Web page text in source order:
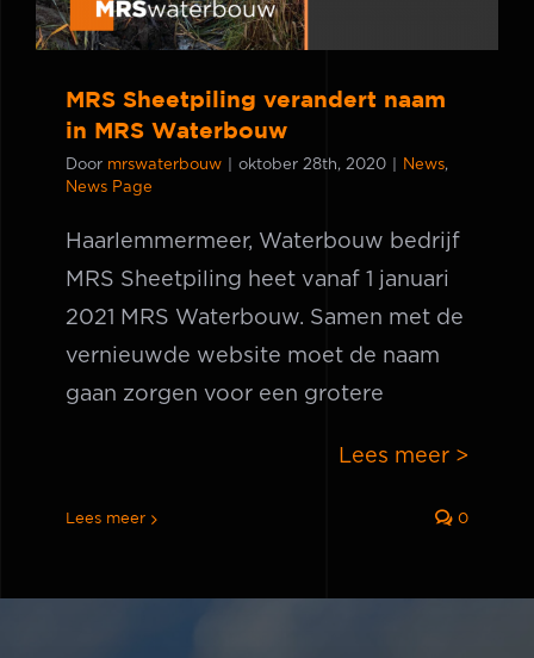
MRS Sheetpiling verandert naam
in MRS Waterbouw
Door mrswaterbouw oktober 28th, 2020 News,
News Page
Haarlemmermeer, Waterbouw bedrijf
MRS Sheetpiling heet vanaf 1 januari
2021 MRS Waterbouw. Samen met de
vernieuwde website moet de naam
gaan zorgen voor een grotere
Lees meer >
Lees meer 0